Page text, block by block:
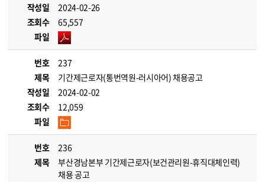
작성일
2024-02-26
조회수
65,557
파일
번호
237
제목
기간제근로자(통번역원-러시아어) 채용공고
작성일
2024-02-02
조회수
12,059
파일
번호
236
제목
부산경남본부 기간제근로자(보건관리원-휴직대체인력)
채용 공고